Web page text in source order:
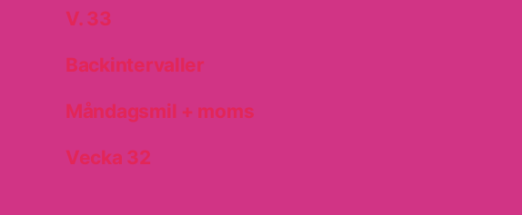
V. 33
Backintervaller
Måndagsmil + moms
Vecka 32